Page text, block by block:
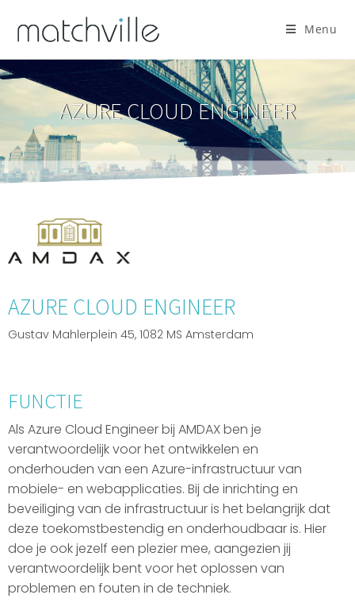
Menu
AZURE CLOUD ENGINEER
AZURE CLOUD ENGINEER
Gustav Mahlerplein 45, 1082 MS Amsterdam
FUNCTIE
Als Azure Cloud Engineer bij AMDAX ben je
verantwoordelijk voor het ontwikkelen en
onderhouden van een Azure-infrastructuur van
mobiele- en webapplicaties. Bij de inrichting en
beveiliging van de infrastructuur is het belangrijk dat
deze toekomstbestendig en onderhoudbaar is. Hier
doe je ook jezelf een plezier mee, aangezien jij
verantwoordelijk bent voor het oplossen van
problemen en fouten in de techniek.